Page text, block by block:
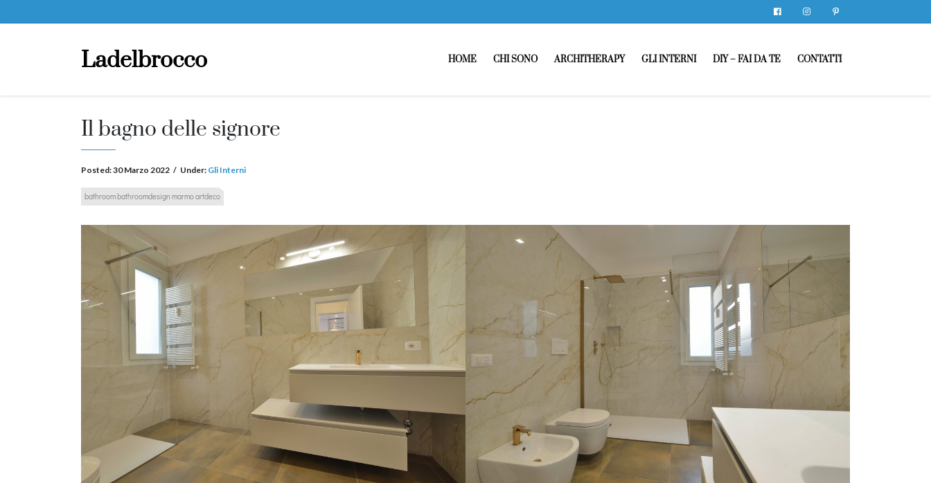
FacebookInstagram
Ladelbrocco HOME CHI SONO ARCHITHERAPY GLI INTERNI DIY – FAI DA TE CONTATTI
Il bagno delle signore
Posted:30 Marzo 2022 / Under: Gli Interni
bathroom bathroomdesign marmo artdeco